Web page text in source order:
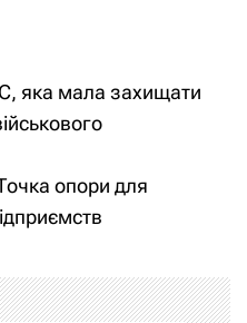
яка мала захищати
опори для